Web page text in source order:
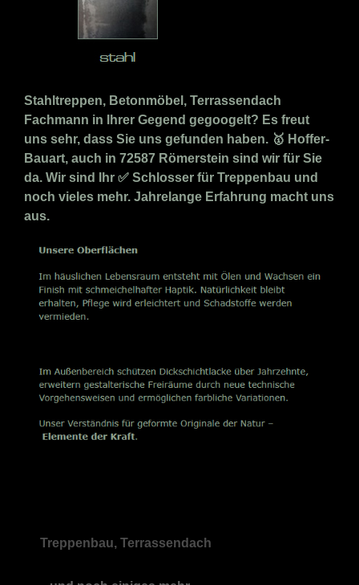
Stahltreppen, Betonmöbel, Terrassendach
Fachmann in Ihrer Gegend gegoogelt? Es freut
uns sehr, dass Sie uns gefunden haben. 🥇 Hoffer-
Bauart, auch in 72587 Römerstein sind wir für Sie
da. Wir sind Ihr ✅ Schlosser für Treppenbau und
noch vieles mehr. Jahrelange Erfahrung macht uns
aus.
Treppenbau, Terrassendach